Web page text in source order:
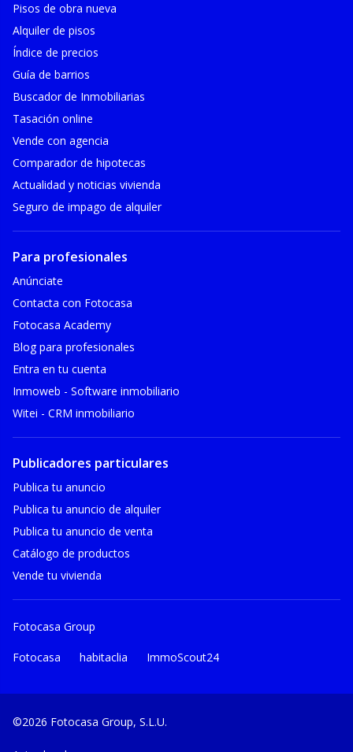
Pisos de obra nueva
Alquiler de pisos
Índice de precios
Guía de barrios
Buscador de Inmobiliarias
Tasación online
Vende con agencia
Comparador de hipotecas
Actualidad y noticias vivienda
Seguro de impago de alquiler
Para profesionales
Anúnciate
Contacta con Fotocasa
Fotocasa Academy
Blog para profesionales
Entra en tu cuenta
Inmoweb - Software inmobiliario
Witei - CRM inmobiliario
Publicadores particulares
Publica tu anuncio
Publica tu anuncio de alquiler
Publica tu anuncio de venta
Catálogo de productos
Vende tu vivienda
Fotocasa Group
Fotocasa habitaclia ImmoScout24
©2026 Fotocasa Group, S.L.U.